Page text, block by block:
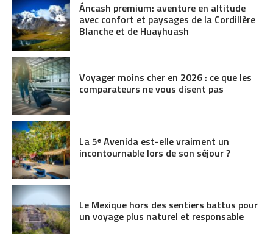
Áncash premium: aventure en altitude
avec confort et paysages de la Cordillère
Blanche et de Huayhuash
Voyager moins cher en 2026 : ce que les
comparateurs ne vous disent pas
La 5ᵉ Avenida est-elle vraiment un
incontournable lors de son séjour ?
Le Mexique hors des sentiers battus pour
un voyage plus naturel et responsable